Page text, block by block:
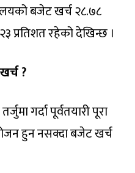
बजेट खर्च २८.७८
प्रतिशत रहेको देखिन्छ ।
?
गर्दा पूर्वतयारी पूरा
हुन नसक्दा बजेट खर्च